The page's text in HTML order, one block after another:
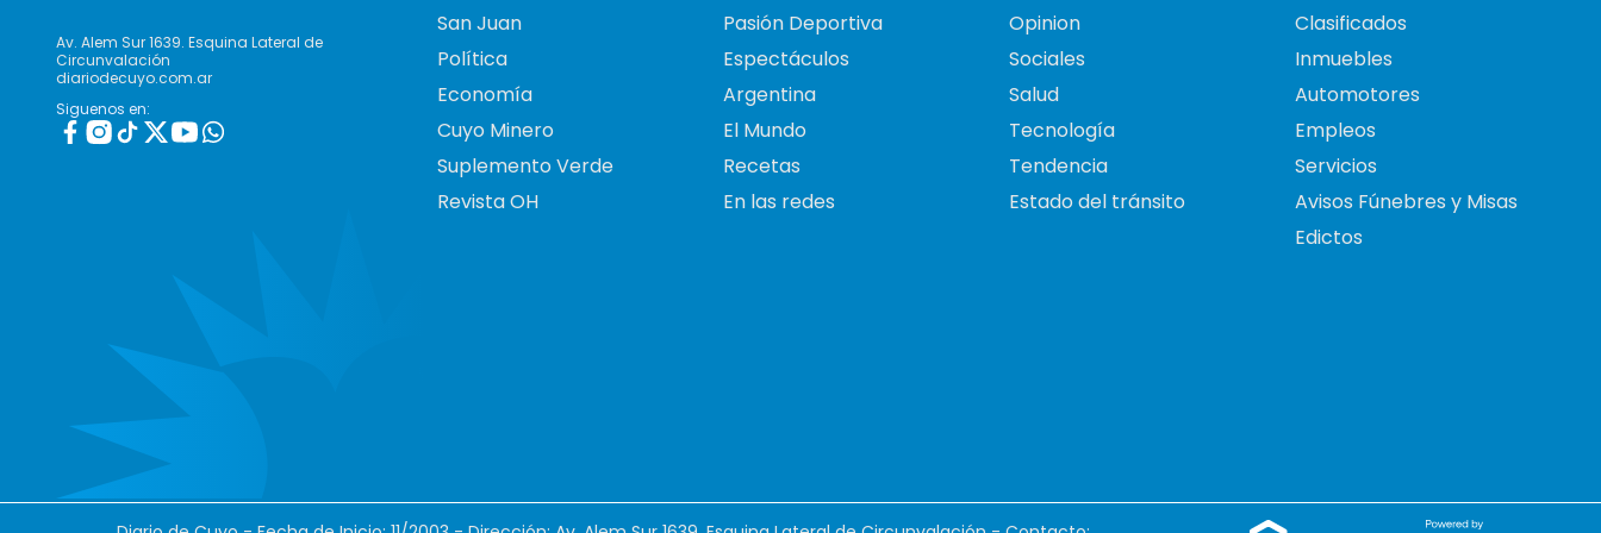
Av. Alem Sur 1639. Esquina Lateral de
Circunvalación
diariodecuyo.com.ar
Siguenos en:
San Juan
Política
Economía
Cuyo Minero
Suplemento Verde
Revista OH
Pasión Deportiva
Espectáculos
Argentina
El Mundo
Recetas
En las redes
Opinion
Sociales
Salud
Tecnología
Tendencia
Estado del tránsito
Clasificados
Inmuebles
Automotores
Empleos
Servicios
Avisos Fúnebres y Misas
Edictos